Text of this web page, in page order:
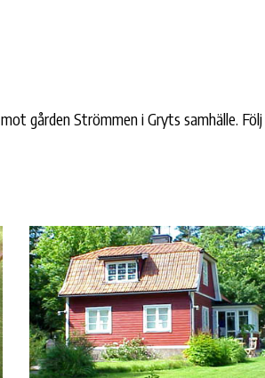
gården Strömmen i Gryts samhälle.